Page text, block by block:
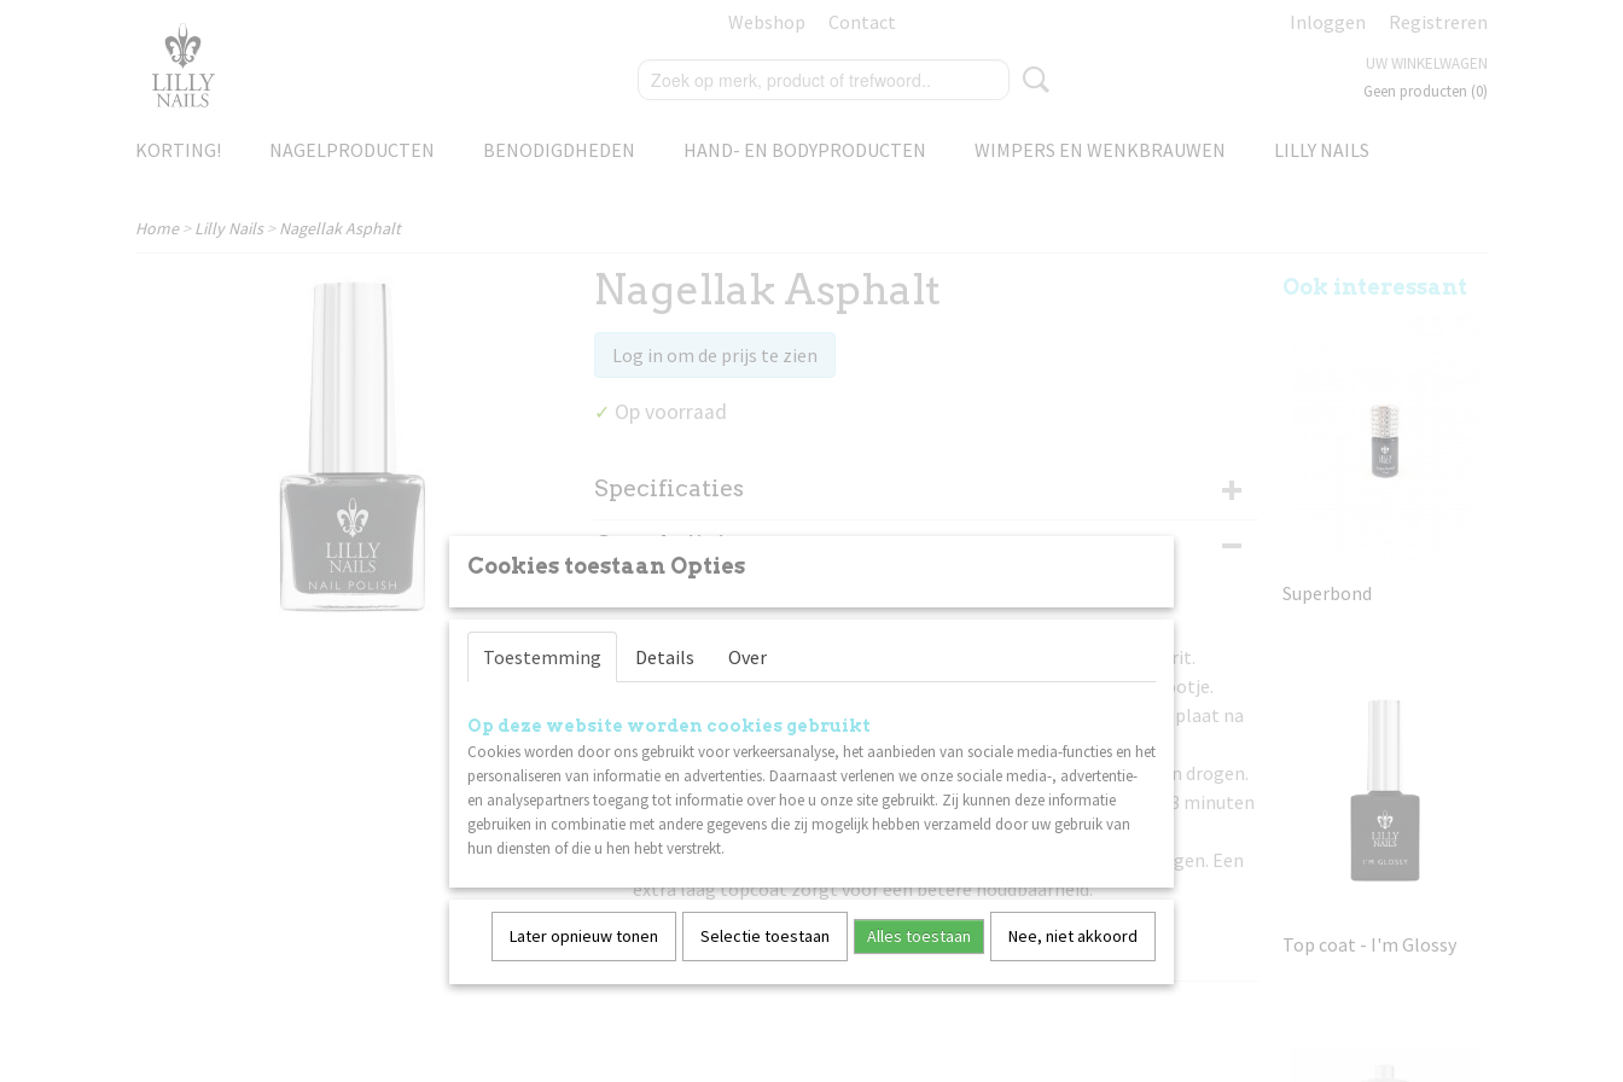
Webshop Contact Inloggen Registreren
UW WINKELWAGEN
Geen producten (0)
KORTING! NAGELPRODUCTEN BENODIGDHEDEN HAND- EN BODYPRODUCTEN WIMPERS EN WENKBRAUWEN LILLY NAILS
Home>Lilly Nails>Nagellak Asphalt
Nagellak Asphalt
Log in om de prijs te zien
✓ Op voorraad
Specificaties
Productcode
Omschrijving
Vijl en vorm de vrije rand van de nagel met een nagelvijl met 240 grit.
Duw de nagelriem voorzichting terug met een (metalen) bokkepootje.
Maak de nagelplaat schoon met Scrub. Zorg ervoor dat je de nagelplaat na
deze stap niet aanraakt.
Breng een dunne laag Nagellak Base Coat aan. Laat 1,5 - 2 minuten drogen.
Breng een dunne laag Lilli Nails Nagellak naar keuze aan. Laat 2 - 3 minuten
drogen. Herhaal deze stap nog een keer voor het beste resultaat.
Werk af met een dunne laag Nagellak Top Coat. Laat 1 minuut drogen. Een
extra laag topcoat zorgt voor een betere houdbaarheid.
Technische datasheet:
Nagellak
Ook interessant
Superbond
Top coat - I'm Glossy
Cookies toestaan Opties
Toestemming Details Over
Op deze website worden cookies gebruikt
Cookies worden door ons gebruikt voor verkeersanalyse, het aanbieden van sociale media-functies en het
personaliseren van informatie en advertenties. Daarnaast verlenen we onze sociale media-, advertentie-
en analysepartners toegang tot informatie over hoe u onze site gebruikt. Zij kunnen deze informatie
gebruiken in combinatie met andere gegevens die zij mogelijk hebben verzameld door uw gebruik van
hun diensten of die u hen hebt verstrekt.
Later opnieuw tonen Selectie toestaan Alles toestaan Nee, niet akkoord